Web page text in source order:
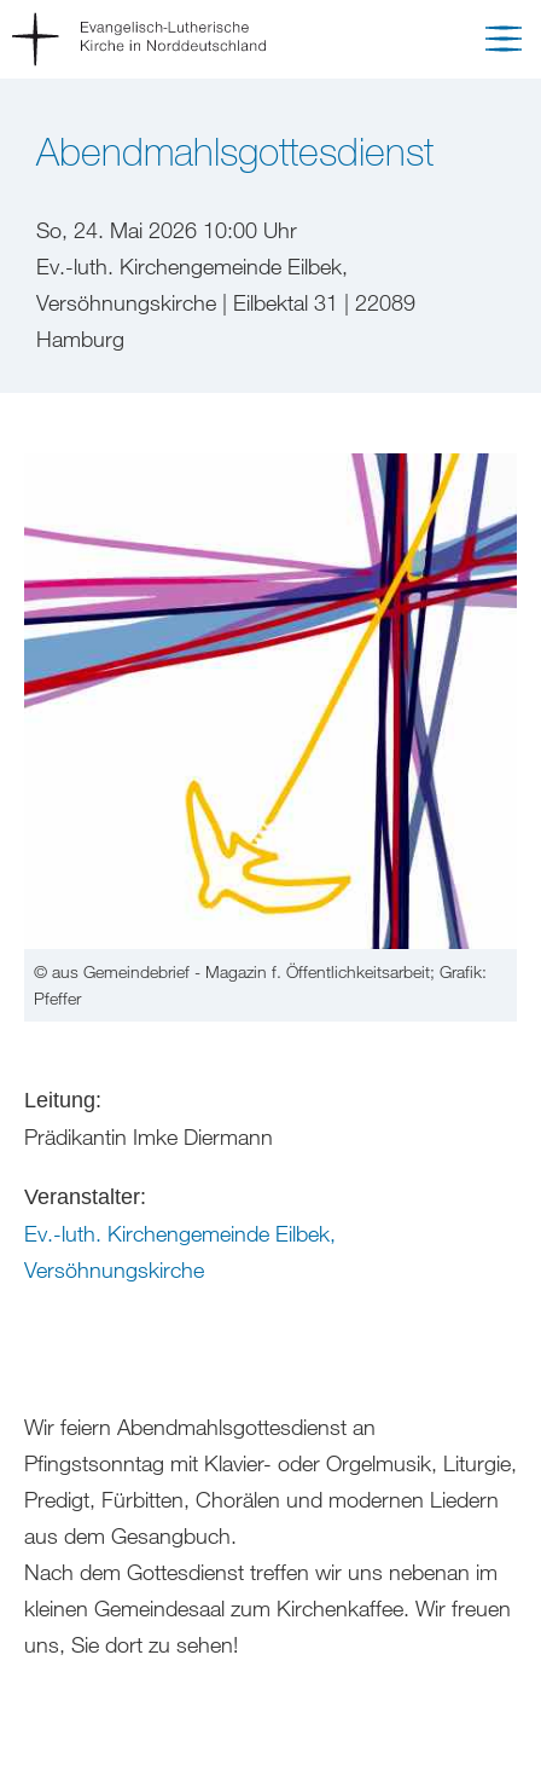
Abendmahlsgottesdienst
So, 24. Mai 2026 10:00 Uhr
Ev.-luth. Kirchengemeinde Eilbek,
Versöhnungskirche | Eilbektal 31 | 22089
Hamburg
© aus Gemeindebrief - Magazin f. Öffentlichkeitsarbeit; Grafik:
Pfeffer
Leitung:
Prädikantin Imke Diermann
Veranstalter:
Ev.-luth. Kirchengemeinde Eilbek,
Versöhnungskirche
Wir feiern Abendmahlsgottesdienst an
Pfingstsonntag mit Klavier- oder Orgelmusik, Liturgie,
Predigt, Fürbitten, Chorälen und modernen Liedern
aus dem Gesangbuch.
Nach dem Gottesdienst treffen wir uns nebenan im
kleinen Gemeindesaal zum Kirchenkaffee. Wir freuen
uns, Sie dort zu sehen!